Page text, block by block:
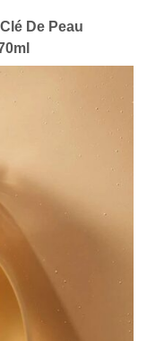
De Peau